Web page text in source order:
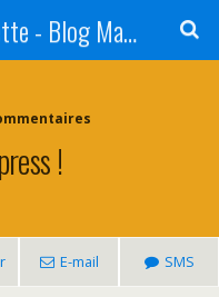
Marinette Saperlipopette - Blog Maman Angers Lifestyle - Ex Expat Montréal
!
E-mail SMS